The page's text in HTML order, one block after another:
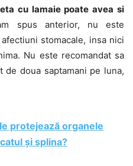
cu lamaie poate avea si
spus anterior, nu este
stomacale, insa nici
Nu este recomandat sa
de doua saptamani pe luna,
protejează organele
și splina?